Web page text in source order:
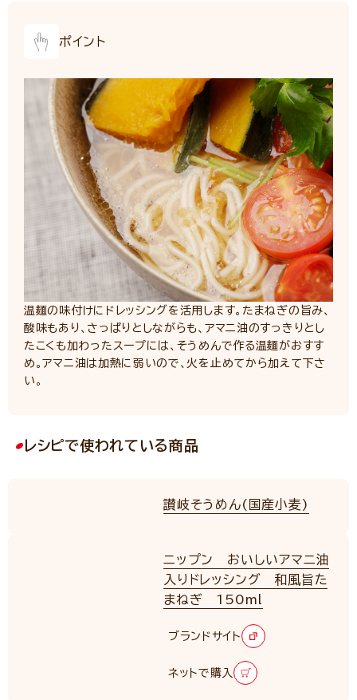
ポイント
温麺の味付けにドレッシングを活用します。たまねぎの旨み、
酸味もあり、さっぱりとしながらも、アマニ油のすっきりとし
たこくも加わったスープには、そうめんで作る温麺がおすす
め。アマニ油は加熱に弱いので、火を止めてから加えて下さ
い。
レシピで使われている商品
讃岐そうめん(国産小麦)
ニップン おいしいアマニ油
入りドレッシング 和風旨た
まねぎ 150ml
ブランドサイト
ネットで購入